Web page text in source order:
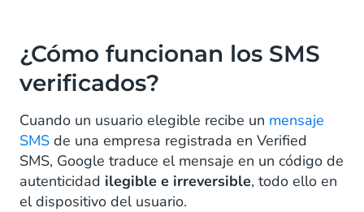
¿Cómo funcionan los SMS
verificados?
Cuando un usuario elegible recibe un mensaje
SMS de una empresa registrada en Verified
SMS, Google traduce el mensaje en un código de
autenticidad ilegible e irreversible, todo ello en
el dispositivo del usuario.